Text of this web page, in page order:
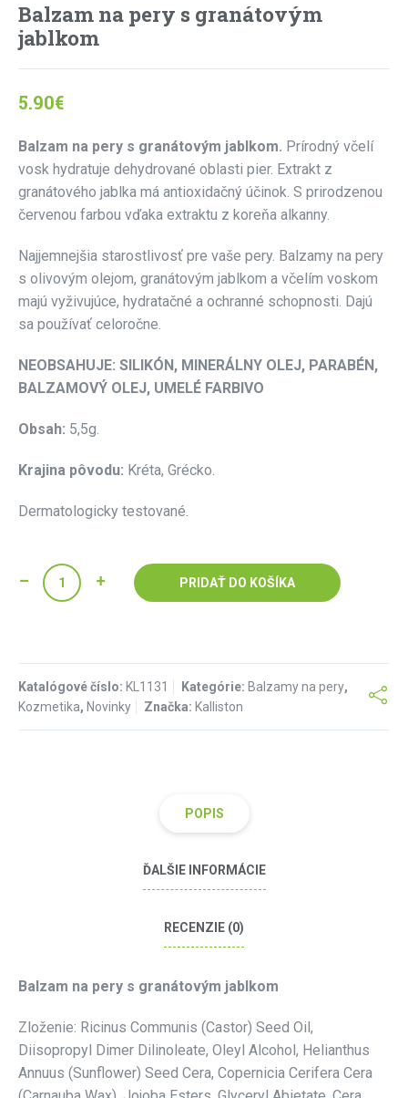
Balzam na pery s granátovým
jablkom
5.90€
Balzam na pery s granátovým jablkom. Prírodný včelí
vosk hydratuje dehydrované oblasti pier. Extrakt z
granátového jablka má antioxidačný účinok. S prirodzenou
červenou farbou vďaka extraktu z koreňa alkanny.
Najjemnejšia starostlivosť pre vaše pery. Balzamy na pery
s olivovým olejom, granátovým jablkom a včelím voskom
majú vyživujúce, hydratačné a ochranné schopnosti. Dajú
sa používať celoročne.
NEOBSAHUJE: SILIKÓN, MINERÁLNY OLEJ, PARABÉN,
BALZAMOVÝ OLEJ, UMELÉ FARBIVO
Obsah: 5,5g.
Krajina pôvodu: Kréta, Grécko.
Dermatologicky testované.
PRIDAŤ DO KOŠÍKA
Katalógové číslo: KL1131 Kategórie: Balzamy na pery,
Kozmetika, Novinky Značka: Kalliston
POPIS
ĎALŠIE INFORMÁCIE
RECENZIE (0)
Balzam na pery s granátovým jablkom
Zloženie: Ricinus Communis (Castor) Seed Oil,
Diisopropyl Dimer Dilinoleate, Oleyl Alcohol, Helianthus
Annuus (Sunflower) Seed Cera, Copernicia Cerifera Cera